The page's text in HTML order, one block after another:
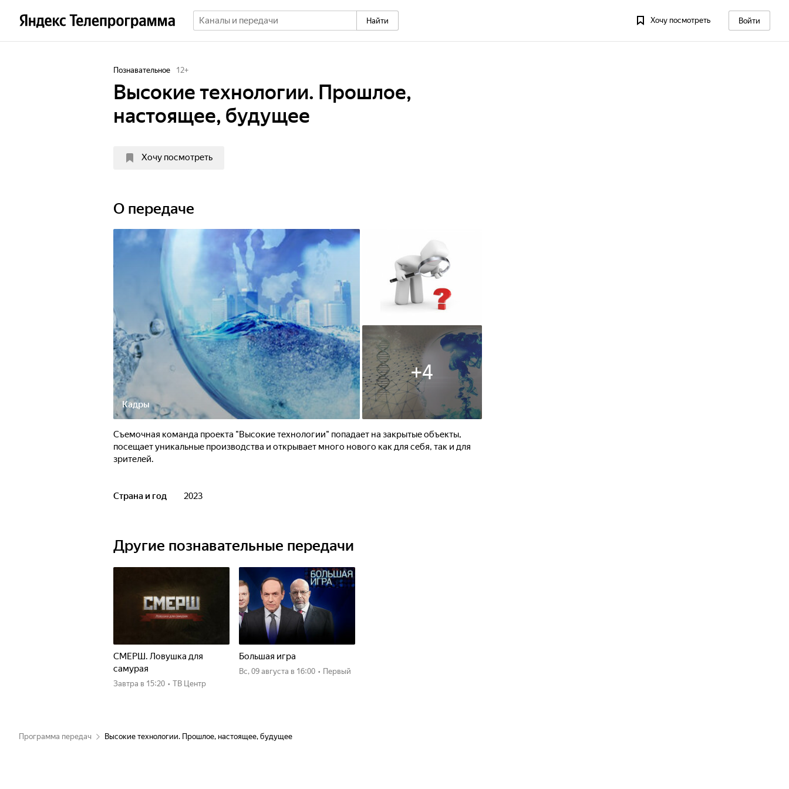
Найти Хочу посмотреть Войти
Познавательное 12+
Высокие технологии. Прошлое,
настоящее, будущее
Хочу посмотреть
О передаче
Кадры
+4
Съемочная команда проекта "Высокие технологии" попадает на закрытые объекты,
посещает уникальные производства и открывает много нового как для себя, так и для
зрителей.
Страна и год 2023
Другие познавательные передачи
СМЕРШ. Ловушка для
самурая
Завтра в 15:20 • ТВ Центр
Большая игра
вс, 09 августа в 16:00 • Первый
Программа передач Высокие технологии. Прошлое, настоящее, будущее